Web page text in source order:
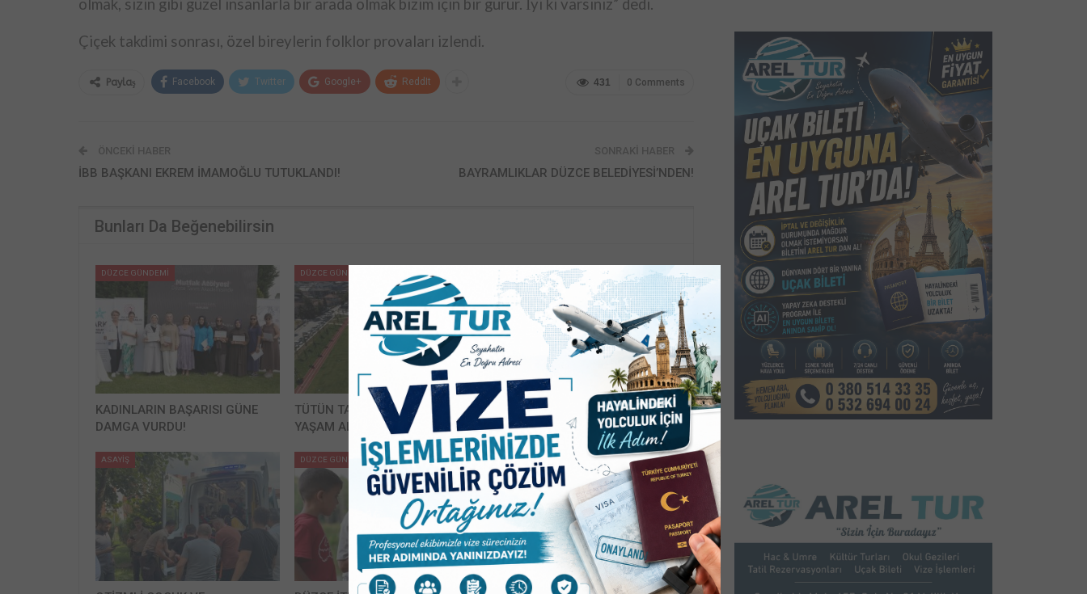
olmak, sizin gibi güzel insanlarla bir arada olmak bizim için bir gurur. İyi ki varsınız” dedi.
Çiçek takdimi sonrası, özel bireylerin folklor provaları izlendi.
0 Comments
431
Paylaş Facebook Twitter Google+ ReddIt
ÖNCEKI HABER
İBB BAŞKANI EKREM İMAMOĞLU TUTUKLANDI!
SONRAKI HABER
BAYRAMLIKLAR DÜZCE BELEDİYESİ’NDEN!
Bunları Da Beğenebilirsin
DÜZCE GÜNDEMİ
KADINLARIN BAŞARISI GÜNE
DAMGA VURDU!
DÜZCE GÜNDEMİ
TÜTÜN TARLASINDAN, SOSYAL
YAŞAM ALANINA!
ASAYİŞ
TIRLA ÇARPIŞAN OTOMOBİL
TAKLA ATTI! 4 YARALI!
ASAYİŞ DÜZCE GÜNDEMİ SPOR